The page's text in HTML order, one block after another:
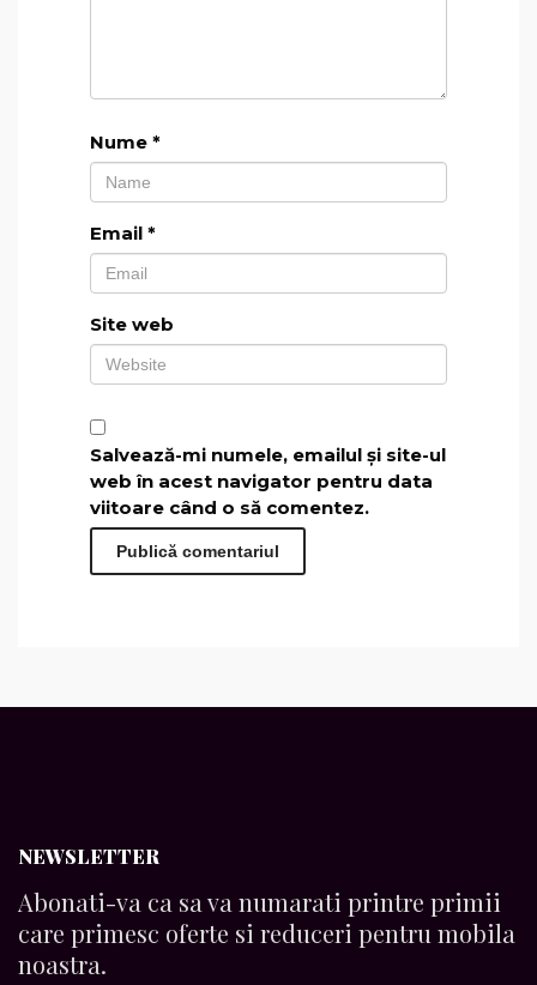
Nume *
Email *
Site web
Salvează-mi numele, emailul și site-ul
web în acest navigator pentru data
viitoare când o să comentez.
NEWSLETTER
Abonati-va ca sa va numarati printre primii
care primesc oferte si reduceri pentru mobila
noastra.